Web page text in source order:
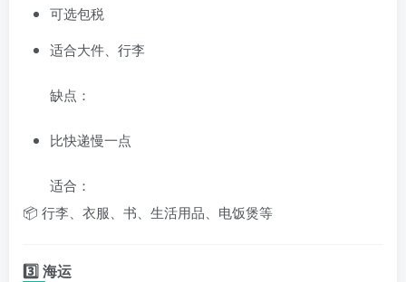
可选包税
适合大件、行李
缺点：
比快递慢一点
适合：
📦 行李、衣服、书、生活用品、电饭煲等
3️⃣ 海运